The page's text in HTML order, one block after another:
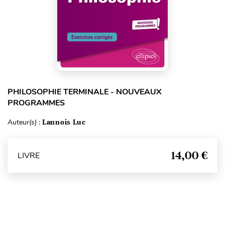
PHILOSOPHIE TERMINALE - NOUVEAUX
PROGRAMMES
Auteur(s) : Lannois Luc
LIVRE 14,00 €